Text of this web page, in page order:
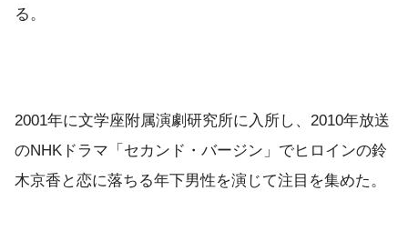
る。
2001年に文学座附属演劇研究所に入所し、2010年放送
のNHKドラマ「セカンド・バージン」でヒロインの鈴
木京香と恋に落ちる年下男性を演じて注目を集めた。